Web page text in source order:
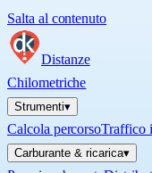
Salta al contenuto
Distanze
Chilometriche
Strumenti▾
Calcola percorsoTraffico
Carburante & ricarica▾